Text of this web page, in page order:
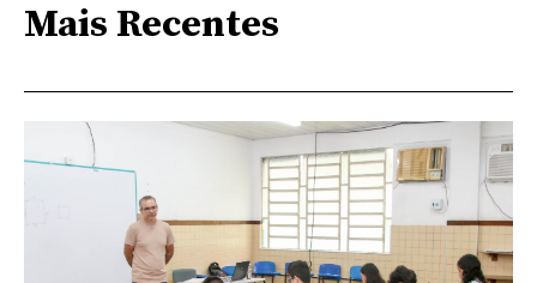
Mais Recentes